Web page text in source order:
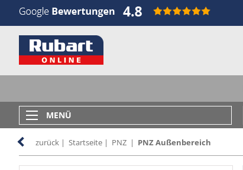
MENÜ
zurück | Startseite | PNZ | PNZ Außenbereich